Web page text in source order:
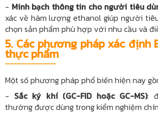
- Minh bạch thông tin cho người tiêu
xác về hàm lượng ethanol giúp người
chọn sản phẩm phù hợp với nhu cầu và
5. Các phương pháp xác định
thực phẩm
Một số phương pháp phổ biến hiện nay
- Sắc ký khí (GC-FID hoặc GC-MS):
thường được dùng trong kiểm nghiệm